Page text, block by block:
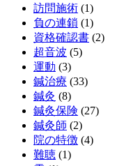
訪問施術 (1)
負の連鎖 (1)
資格確認書 (2)
超音波 (5)
運動 (3)
鍼治療 (33)
鍼灸 (8)
鍼灸保険 (27)
鍼灸師 (2)
院の特徴 (4)
難聴 (1)